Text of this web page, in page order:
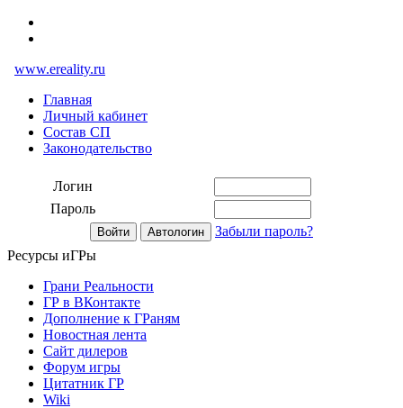
www.ereality.ru
Главная
Личный кабинет
Состав СП
Законодательство
Логин
Пароль
Забыли пароль?
Ресурсы иГРы
Грани Реальности
ГР в ВКонтакте
Дополнение к ГРаням
Новостная лента
Сайт дилеров
Форум игры
Цитатник ГР
Wiki